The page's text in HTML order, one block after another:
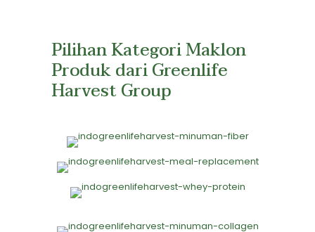
Pilihan Kategori Maklon
Produk dari Greenlife
Harvest Group